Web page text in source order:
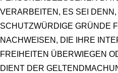
VERARBEITEN, ES SEI
SCHUTZWÜRDIGE GRÜNDE
NACHWEISEN, DIE IHRE
FREIHEITEN ÜBERWIEGEN
DIENT DER